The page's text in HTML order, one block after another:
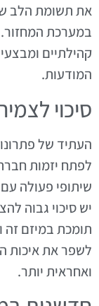
את תשומת הלב
במערכת המחזור.
קהילתיים
המודעות.
סיכוי
העתיד של
לפתח יזמות
שיתופי פעולה
יש סיכוי גבוה
תומכת במיזם זה
לשפר את איכות
ואחראית יותר.